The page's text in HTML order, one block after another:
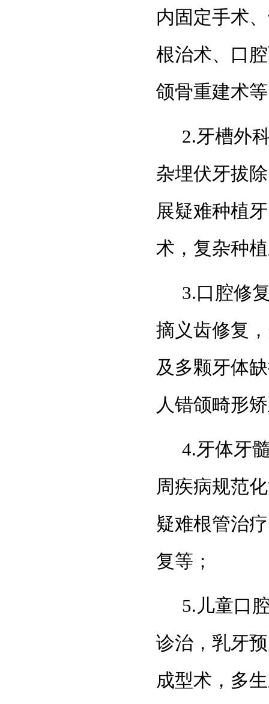
内固定手术
根治术、口
颌骨重建术
2.牙槽外
杂埋伏牙拔
展疑难种植
术，复杂种
3.口腔修
摘义齿修复
及多颗牙体
人错颌畸形
4.牙体牙
周疾病规范
疑难根管治
复等；
5.儿童口
诊治，乳牙
成型术，多